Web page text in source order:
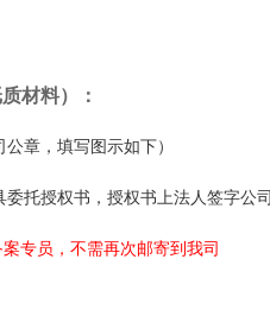
材料）：
章，填写图示如下）
托授权书，授权书上法人签字公
专员，不需再次邮寄到我司